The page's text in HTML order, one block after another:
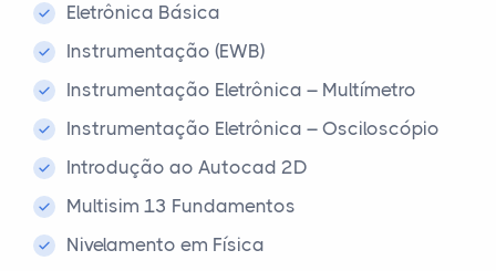
Eletrônica Básica
Instrumentação (EWB)
Instrumentação Eletrônica – Multímetro
Instrumentação Eletrônica – Osciloscópio
Introdução ao Autocad 2D
Multisim 13 Fundamentos
Nivelamento em Física